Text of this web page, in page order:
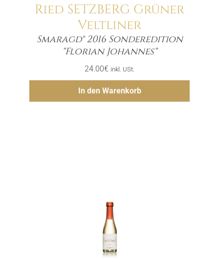
Ried SETZBERG Grüner
Veltliner
Smaragd® 2016 Sonderedition
"Florian Johannes"
24.00€ inkl. USt.
In den Warenkorb
Hinzufügen